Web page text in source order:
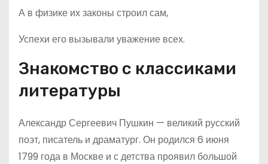
А в физике их законы строил сам,
Успехи его вызывали уважение всех.
Знакомство с классиками
литературы
Александр Сергеевич Пушкин — великий русский
поэт, писатель и драматург. Он родился 6 июня
1799 года в Москве и с детства проявил большой